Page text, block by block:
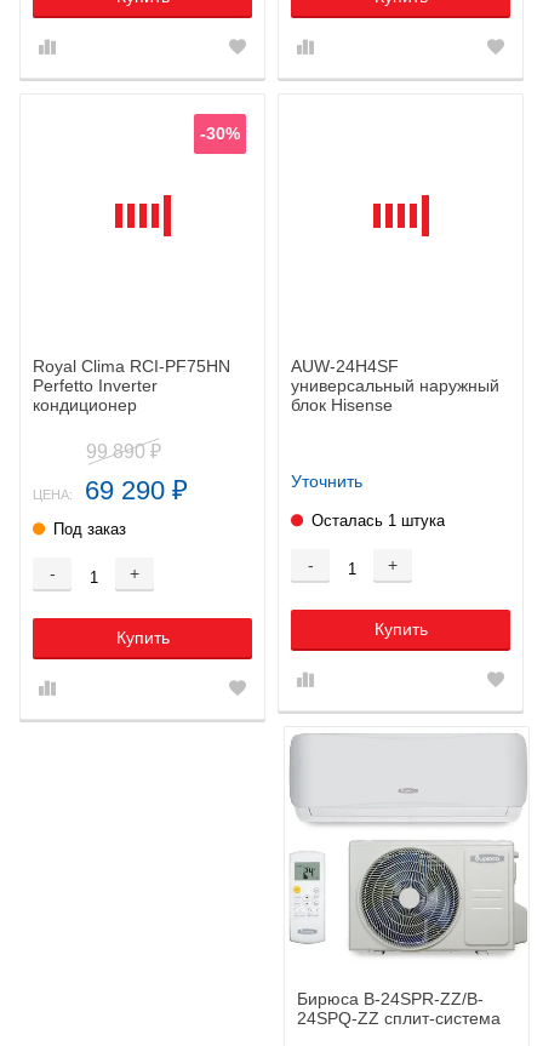
-30%
Royal Clima RCI-PF75HN
Perfetto Inverter
кондиционер
99 890 ₽
ЦЕНА: 69 290 ₽
Под заказ
- +
Купить
AUW-24H4SF
универсальный наружный
блок Hisense
Уточнить
Осталась 1 штука
- +
Купить
Бирюса B-24SPR-ZZ/B-
24SPQ-ZZ сплит-система